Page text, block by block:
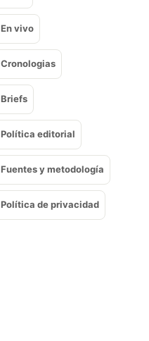
En vivo
Cronologias
Briefs
Política editorial
Fuentes y metodología
Política de privacidad